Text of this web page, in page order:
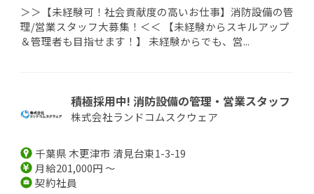
＞＞【未経験可！社会貢献度の高いお仕事】消防設備の管
理/営業スタッフ大募集！＜＜ 【未経験からスキルアップ
＆管理者も目指せます！】 未経験からでも、営...
積極採用中! 消防設備の管理・営業スタッフ
株式会社ランドコムスクウェア
千葉県 木更津市 清見台東1-3-19
月給201,000円 ～
契約社員